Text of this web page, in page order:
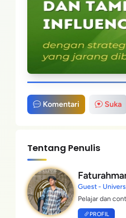
Komentari Suka
Tentang Penulis
Guest -
Pelajar dan
PROFIL